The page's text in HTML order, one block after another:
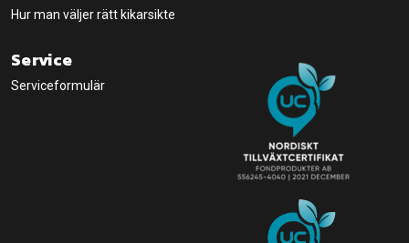
Hur man väljer rätt kikarsikte
Service
Serviceformulär